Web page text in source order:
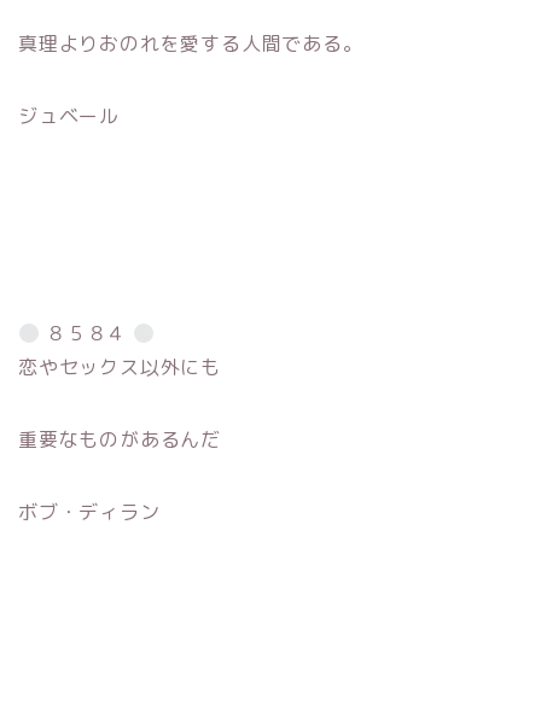
真理よりおのれを愛する人間である。
ジュベール
８５８４
恋やセックス以外にも
重要なものがあるんだ
ボブ・ディラン